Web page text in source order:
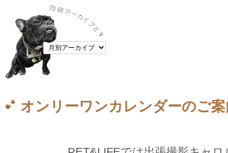
オンリーワンカレンダーのご